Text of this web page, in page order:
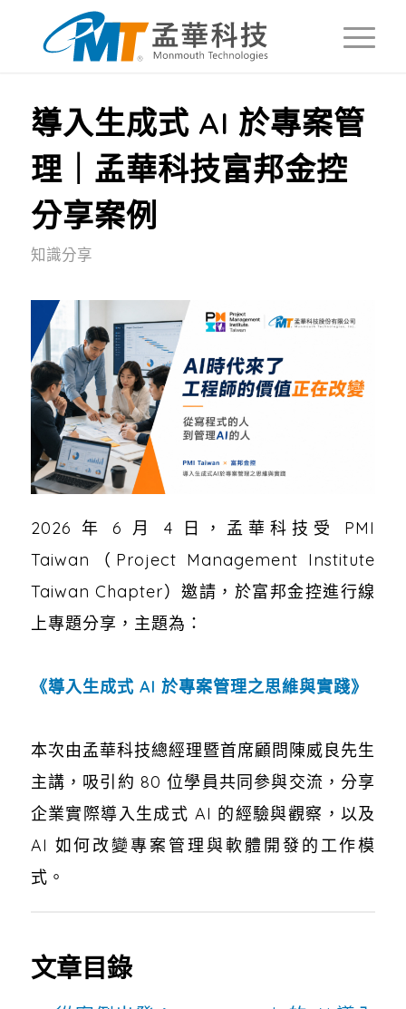
導入生成式 AI 於專案管
理｜孟華科技富邦金控
分享案例
知識分享
2026 年 6 月 4 日，孟華科技受 PMI
Taiwan（Project Management Institute
Taiwan Chapter）邀請，於富邦金控進行線
上專題分享，主題為：
《導入生成式 AI 於專案管理之思維與實踐》
本次由孟華科技總經理暨首席顧問陳威良先生
主講，吸引約 80 位學員共同參與交流，分享
企業實際導入生成式 AI 的經驗與觀察，以及
AI 如何改變專案管理與軟體開發的工作模
式。
文章目錄